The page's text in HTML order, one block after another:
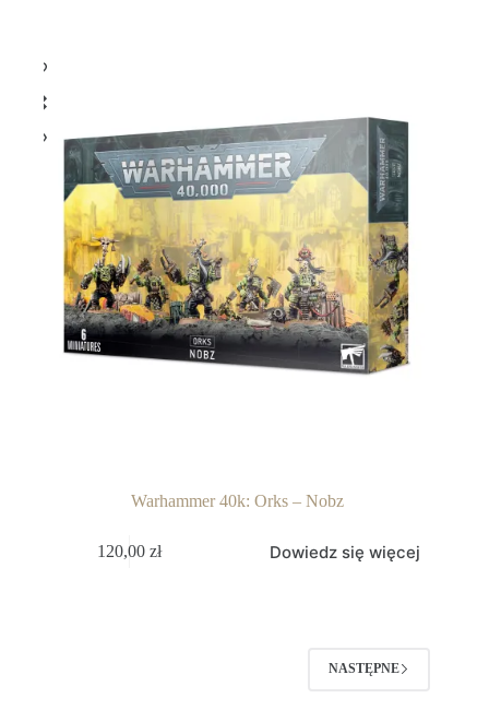
Warhammer 40k: Orks – Nobz
120,00zł Dowiedz się więcej
NASTĘPNE